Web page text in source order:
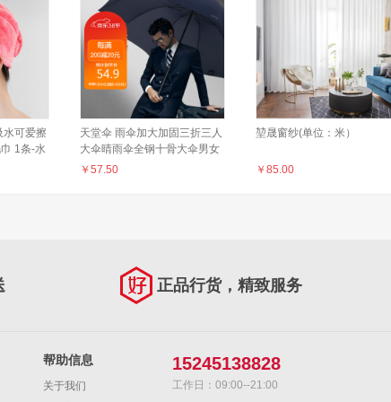
水可爱擦
1条-水
天堂伞 雨伞加大加固三折三人
大伞晴雨伞全钢十骨大伞男女
藏青 76cm*10骨
￥ 57.50
堃晟窗纱(单位：米）
￥ 85.00
正品行货，精致服务
帮助信息
关于我们
15245138828
工作日：09:00--21:00